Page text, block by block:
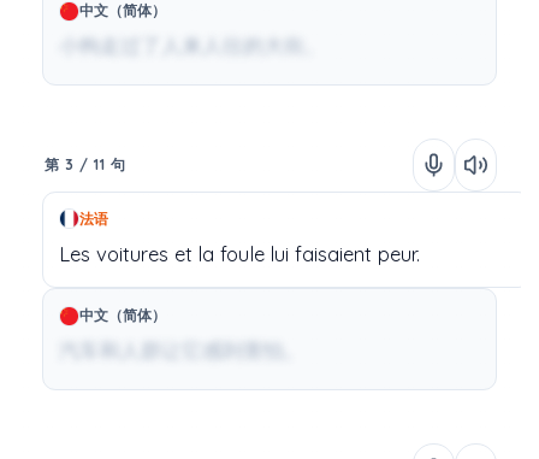
中文（简体）
小狗走过了人来人往的大街。
第 3 / 11 句
法语
Les voitures et la foule lui faisaient peur.
中文（简体）
汽车和人群让它感到害怕。